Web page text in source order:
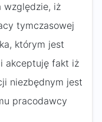
względzie, iż
tymczasowej
którym jest
akceptuję fakt iż
niezbędnym jest
pracodawcy